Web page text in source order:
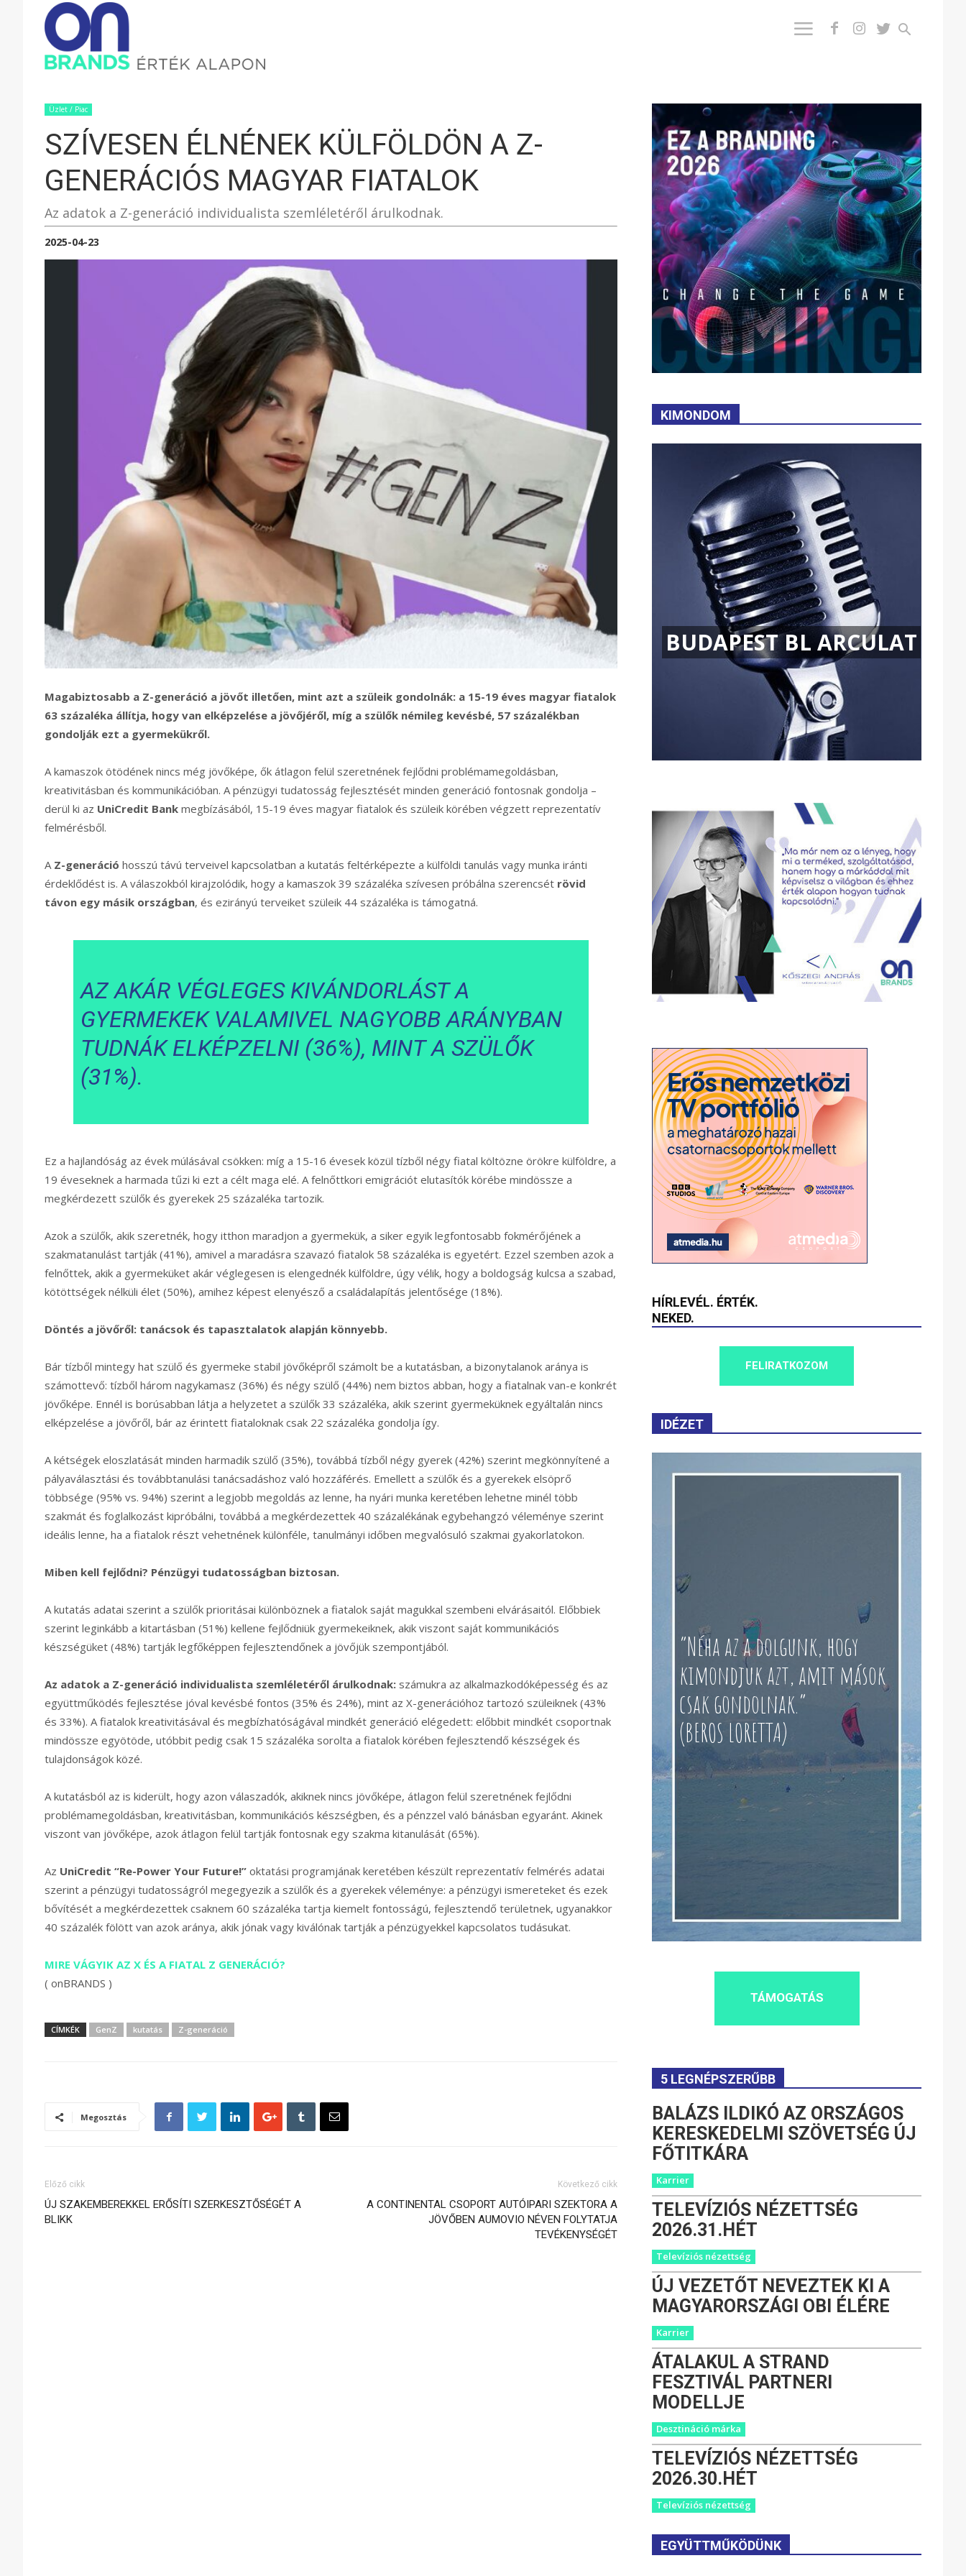
ÉRTÉK
Üzlet / Piac
SZÍVESEN ÉLNÉNEK KÜLFÖLDÖN A Z-
GENERÁCIÓS MAGYAR FIATALOK
Az adatok a Z-generáció individualista szemléletéről árulkodnak.
2025-04-23
Magabiztosabb a Z-generáció a jövőt illetően, mint azt a szüleik gondolnák: a 15-19 éves magyar fiatalok
63 százaléka állítja, hogy van elképzelése a jövőjéről, míg a szülők némileg kevésbé, 57 százalékban
gondolják ezt a gyermekükről.
A kamaszok ötödének nincs még jövőképe, ők átlagon felül szeretnének fejlődni problémamegoldásban,
kreativitásban és kommunikációban. A pénzügyi tudatosság fejlesztését minden generáció fontosnak gondolja –
derül ki az UniCredit Bank megbízásából, 15-19 éves magyar fiatalok és szüleik körében végzett reprezentatív
felmérésből.
A Z-generáció hosszú távú terveivel kapcsolatban a kutatás feltérképezte a külföldi tanulás vagy munka iránti
érdeklődést is. A válaszokból kirajzolódik, hogy a kamaszok 39 százaléka szívesen próbálna szerencsét rövid
távon egy másik országban, és ezirányú terveiket szüleik 44 százaléka is támogatná.
AZ AKÁR VÉGLEGES KIVÁNDORLÁST A
GYERMEKEK VALAMIVEL NAGYOBB ARÁNYBAN
TUDNÁK ELKÉPZELNI (36%), MINT A SZÜLŐK
(31%).
Ez a hajlandóság az évek múlásával csökken: míg a 15-16 évesek közül tízből négy fiatal költözne örökre külföldre, a
19 éveseknek a harmada tűzi ki ezt a célt maga elé. A felnőttkori emigrációt elutasítók körébe mindössze a
megkérdezett szülők és gyerekek 25 százaléka tartozik.
Azok a szülők, akik szeretnék, hogy itthon maradjon a gyermekük, a siker egyik legfontosabb fokmérőjének a
szakmatanulást tartják (41%), amivel a maradásra szavazó fiatalok 58 százaléka is egyetért. Ezzel szemben azok a
felnőttek, akik a gyermeküket akár véglegesen is elengednék külföldre, úgy vélik, hogy a boldogság kulcsa a szabad,
kötöttségek nélküli élet (50%), amihez képest elenyésző a családalapítás jelentősége (18%).
Döntés a jövőről: tanácsok és tapasztalatok alapján könnyebb.
Bár tízből mintegy hat szülő és gyermeke stabil jövőképről számolt be a kutatásban, a bizonytalanok aránya is
számottevő: tízből három nagykamasz (36%) és négy szülő (44%) nem biztos abban, hogy a fiatalnak van-e konkrét
jövőképe. Ennél is borúsabban látja a helyzetet a szülők 33 százaléka, akik szerint gyermeküknek egyáltalán nincs
elképzelése a jövőről, bár az érintett fiataloknak csak 22 százaléka gondolja így.
A kétségek eloszlatását minden harmadik szülő (35%), továbbá tízből négy gyerek (42%) szerint megkönnyítené a
pályaválasztási és továbbtanulási tanácsadáshoz való hozzáférés. Emellett a szülők és a gyerekek elsöprő
többsége (95% vs. 94%) szerint a legjobb megoldás az lenne, ha nyári munka keretében lehetne minél több
szakmát és foglalkozást kipróbálni, továbbá a megkérdezettek 40 százalékának egybehangzó véleménye szerint
ideális lenne, ha a fiatalok részt vehetnének különféle, tanulmányi időben megvalósuló szakmai gyakorlatokon.
Miben kell fejlődni? Pénzügyi tudatosságban biztosan.
A kutatás adatai szerint a szülők prioritásai különböznek a fiatalok saját magukkal szembeni elvárásaitól. Előbbiek
szerint leginkább a kitartásban (51%) kellene fejlődniük gyermekeiknek, akik viszont saját kommunikációs
készségüket (48%) tartják legfőképpen fejlesztendőnek a jövőjük szempontjából.
Az adatok a Z-generáció individualista szemléletéről árulkodnak: számukra az alkalmazkodóképesség és az
együttműködés fejlesztése jóval kevésbé fontos (35% és 24%), mint az X-generációhoz tartozó szüleiknek (43%
és 33%). A fiatalok kreativitásával és megbízhatóságával mindkét generáció elégedett: előbbit mindkét csoportnak
mindössze egyötöde, utóbbit pedig csak 15 százaléka sorolta a fiatalok körében fejlesztendő készségek és
tulajdonságok közé.
A kutatásból az is kiderült, hogy azon válaszadók, akiknek nincs jövőképe, átlagon felül szeretnének fejlődni
problémamegoldásban, kreativitásban, kommunikációs készségben, és a pénzzel való bánásban egyaránt. Akinek
viszont van jövőképe, azok átlagon felül tartják fontosnak egy szakma kitanulását (65%).
Az UniCredit “Re-Power Your Future!” oktatási programjának keretében készült reprezentatív felmérés adatai
szerint a pénzügyi tudatosságról megegyezik a szülők és a gyerekek véleménye: a pénzügyi ismereteket és ezek
bővítését a megkérdezettek csaknem 60 százaléka tartja kiemelt fontosságú, fejlesztendő területnek, ugyanakkor
40 százalék fölött van azok aránya, akik jónak vagy kiválónak tartják a pénzügyekkel kapcsolatos tudásukat.
MIRE VÁGYIK AZ X ÉS A FIATAL Z GENERÁCIÓ?
( onBRANDS )
CÍMKÉK GenZ kutatás Z-generáció
Megosztás
Előző cikk
ÚJ SZAKEMBEREKKEL ERŐSÍTI SZERKESZTŐSÉGÉT A
BLIKK
Következő cikk
A CONTINENTAL CSOPORT AUTÓIPARI SZEKTORA A
JÖVŐBEN AUMOVIO NÉVEN FOLYTATJA
TEVÉKENYSÉGÉT
KIMONDOM
BUDAPEST BL ARCULAT
HÍRLEVÉL. ÉRTÉK.
NEKED.
FELIRATKOZOM
IDÉZET
“Néha az a dolgunk, hogy
kimondjuk azt, amit mások
csak gondolnak.”
(BEROS LORETTA)
TÁMOGATÁS
5 LEGNÉPSZERŰBB
BALÁZS ILDIKÓ AZ ORSZÁGOS
KERESKEDELMI SZÖVETSÉG ÚJ
FŐTITKÁRA
Karrier
TELEVÍZIÓS NÉZETTSÉG
2026.31.HÉT
Televíziós nézettség
ÚJ VEZETŐT NEVEZTEK KI A
MAGYARORSZÁGI OBI ÉLÉRE
Karrier
ÁTALAKUL A STRAND
FESZTIVÁL PARTNERI
MODELLJE
Desztináció márka
TELEVÍZIÓS NÉZETTSÉG
2026.30.HÉT
Televíziós nézettség
EGYÜTTMŰKÖDÜNK